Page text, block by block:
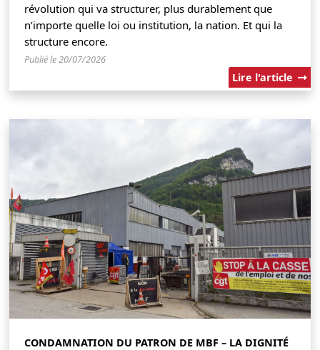
révolution qui va structurer, plus durablement que
n’importe quelle loi ou institution, la nation. Et qui la
structure encore.
Publié le 20/07/2026
Lire l'article
CONDAMNATION DU PATRON DE MBF – LA DIGNITÉ